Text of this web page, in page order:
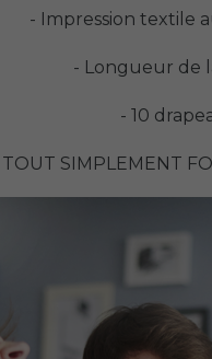
- Impression textile
- Longueur de
- 10
TOUT SIMPLEMENT